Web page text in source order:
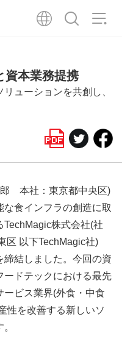
資本業務提携
ューションを共創し、
本社：東京都中央区)
食インフラの創造に取
TechMagic株式会社(社
以下TechMagic社)
締結しました。今回の資
ードテックにおける最先
ビス業界(外食・中食
性を改善する新しいソ